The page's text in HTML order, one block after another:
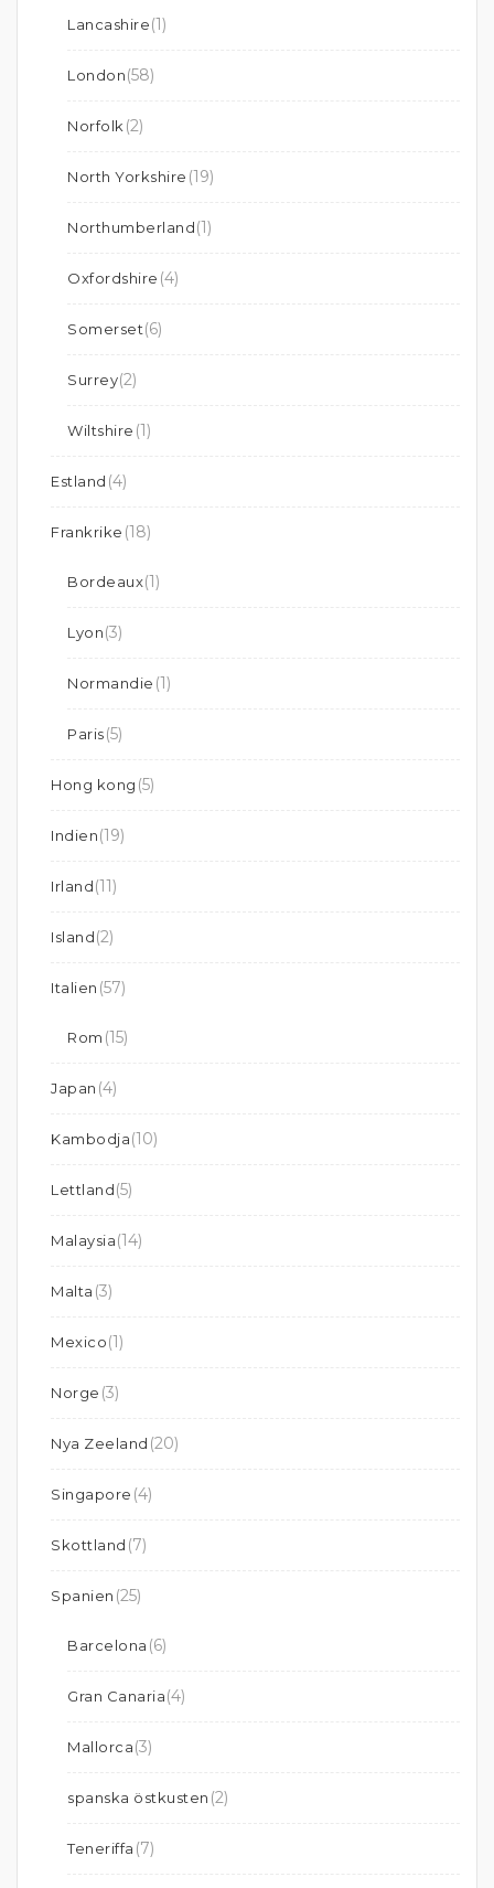
Lancashire(1)
London(58)
Norfolk (2)
North Yorkshire (19)
Northumberland(1)
Oxfordshire (4)
Somerset(6)
Surrey(2)
Wiltshire (1)
Estland (4)
Frankrike (18)
Bordeaux(1)
Lyon(3)
Normandie (1)
Paris(5)
Hong kong (5)
Indien(19)
Irland(11)
Island(2)
Italien (57)
Rom (15)
Japan (4)
Kambodja(10)
Lettland(5)
Malaysia(14)
Malta (3)
Mexico(1)
Norge (3)
Nya Zeeland (20)
Singapore (4)
Skottland (7)
Spanien (25)
Barcelona (6)
Gran Canaria(4)
Mallorca(3)
spanska östkusten (2)
Teneriffa (7)